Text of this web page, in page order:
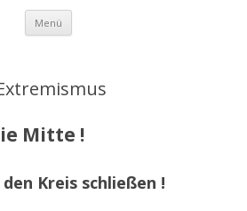
Menü Zum
springen
Mitte !
Kreis schließen !